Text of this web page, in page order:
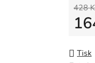
428
Tisk